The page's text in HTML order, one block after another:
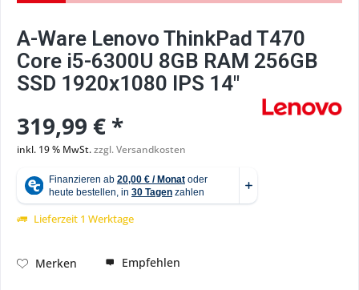
A-Ware Lenovo ThinkPad T470
Core i5-6300U 8GB RAM 256GB
SSD 1920x1080 IPS 14"
319,99 € *
inkl. 19 % MwSt.zzgl. Versandkosten
Lieferzeit 1 Werktage
Merken Empfehlen